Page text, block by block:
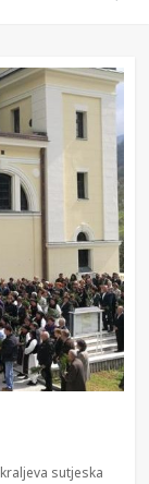
kraljeva sutjeska